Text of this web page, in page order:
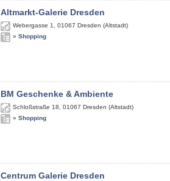
Altmarkt-Galerie Dresden
Webergasse 1 01067 Dresden (Altstadt)
» Shopping
BM Geschenke & Ambiente
Schloßstraße 18 01067 Dresden (Altstadt)
» Shopping
Centrum Galerie Dresden